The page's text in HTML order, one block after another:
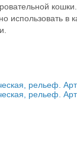
кошки.
использовать в